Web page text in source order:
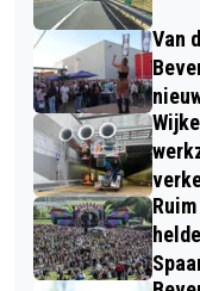
Van